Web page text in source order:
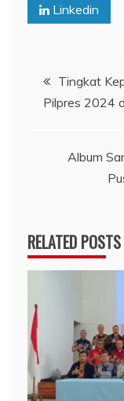
Linkedin
Navigasi
pos
Tingkat
Pilpres 2024
Album
RELATED POSTS